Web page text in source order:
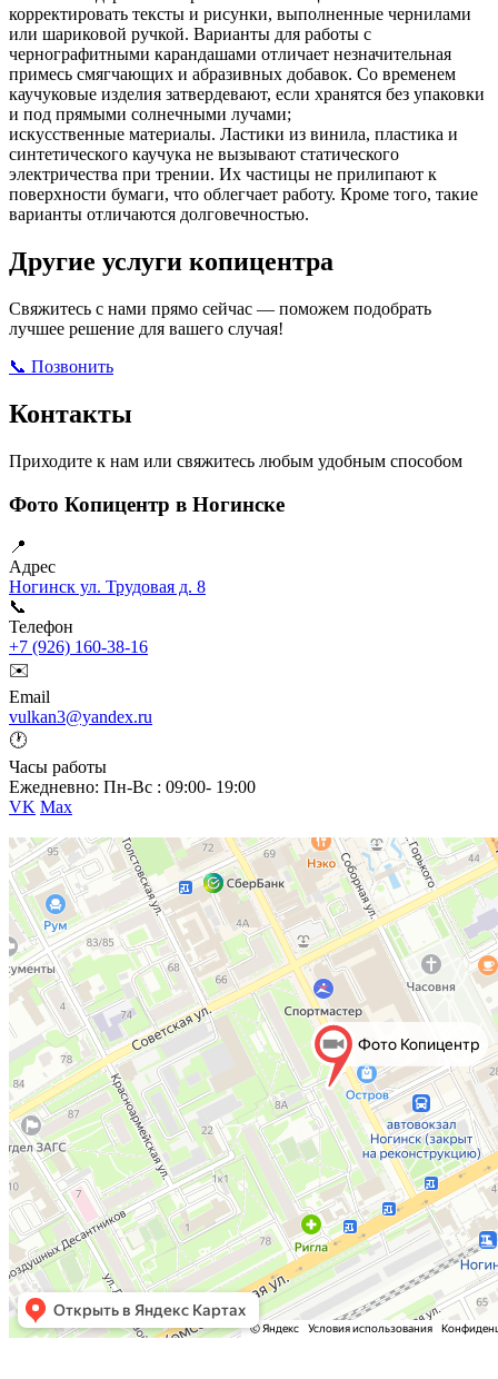
корректировать тексты и рисунки, выполненные чернилами
или шариковой ручкой. Варианты для работы с
чернографитными карандашами отличает незначительная
примесь смягчающих и абразивных добавок. Со временем
каучуковые изделия затвердевают, если хранятся без упаковки
и под прямыми солнечными лучами;
искусственные материалы. Ластики из винила, пластика и
синтетического каучука не вызывают статического
электричества при трении. Их частицы не прилипают к
поверхности бумаги, что облегчает работу. Кроме того, такие
варианты отличаются долговечностью.
Другие услуги копицентра
Свяжитесь с нами прямо сейчас — поможем подобрать
лучшее решение для вашего случая!
📞 Позвонить
Контакты
Приходите к нам или свяжитесь любым удобным способом
Фото Копицентр в Ногинске
📍
Адрес
Ногинск ул. Трудовая д. 8
📞
Телефон
+7 (926) 160-38-16
✉️
Email
vulkan3@yandex.ru
🕐
Часы работы
Ежедневно: Пн-Вс : 09:00- 19:00
VK Max